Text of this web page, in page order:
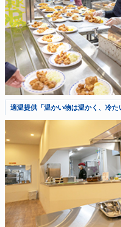
適温提供「温かい物は温かく、冷た